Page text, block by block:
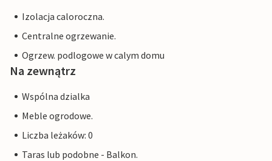
Izolacja caloroczna.
Centralne ogrzewanie.
Ogrzew. podlogowe w calym domu
Na zewnątrz
Wspólna dzialka
Meble ogrodowe.
Liczba leżaków: 0
Taras lub podobne - Balkon.